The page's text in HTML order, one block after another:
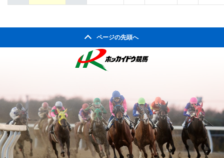
ページの先頭へ